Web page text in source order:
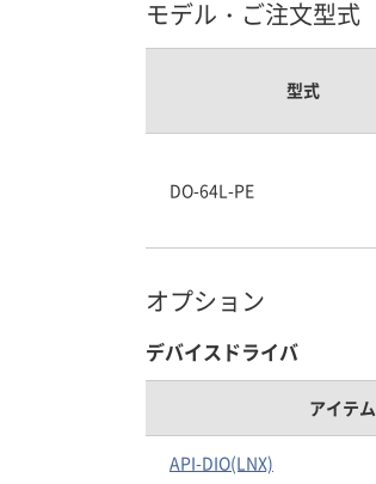
モデル・ご注文型式
型式
DO-64L-PE
オプション
デバイスドライバ
アイテム
API-DIO(LNX)